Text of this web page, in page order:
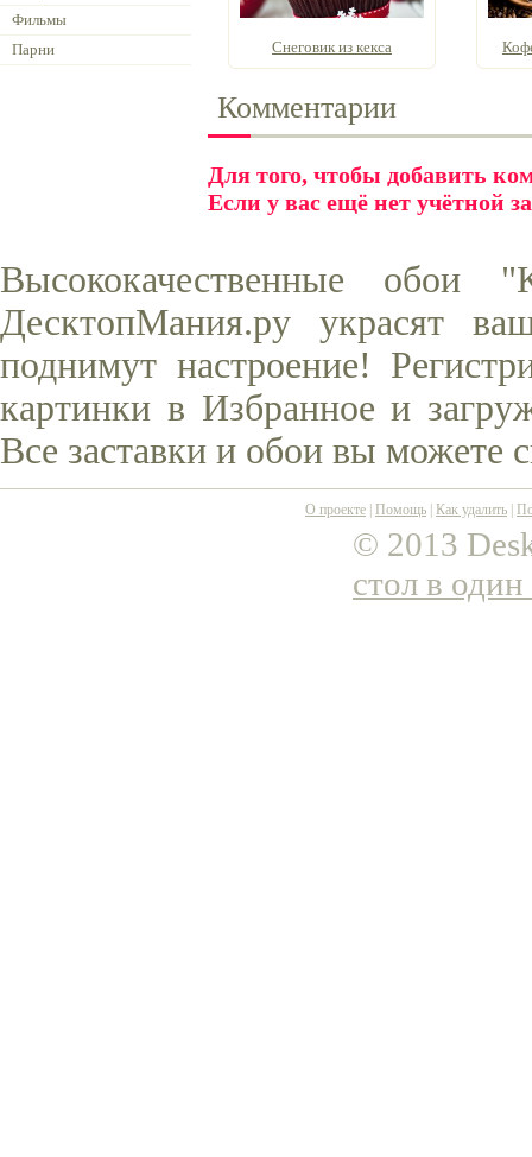
Фильмы
Парни
Снеговик из кекса
Комментарии
Для того, чтобы добавить
Если у вас ещё нет учётной
Высококачественные
ДесктопМания.ру украсят
поднимут настроение!
картинки в Избранное и
Все заставки и обои вы можете
О проекте Помощь Как удалить
© 2013
стол в